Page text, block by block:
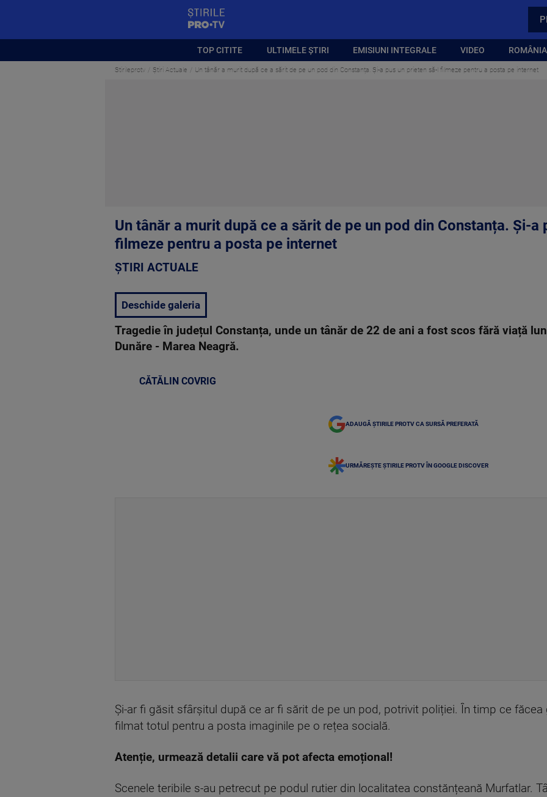
TOP CITITE ULTIMELE ȘTIRI EMISIUNI INTEGRALE VIDEO
Stirileprotv Știri Actuale Un tânăr a murit după ce a sărit de pe un pod din Constanța. Și-a pus un prieten să-l filmeze pentru a posta pe internet
Un tânăr a murit după ce a sărit de pe un pod din Constanța. Și-a
filmeze pentru a posta pe internet
ȘTIRI ACTUALE
Deschide galeria
Tragedie în județul Constanța, unde un tânăr de 22 de ani a fost scos fără viață
Dunăre - Marea Neagră.
CĂTĂLIN COVRIG
ADAUGĂ ȘTIRILE PROTV CA SURSĂ PREFERATĂ
URMĂREȘTE ȘTIRILE PROTV ÎN GOOGLE DISCOVER
Și-ar fi găsit sfârșitul după ce ar fi sărit de pe un pod, potrivit poliției. În timp ce făcea
filmat totul pentru a posta imaginile pe o rețea socială.
Atenție, urmează detalii care vă pot afecta emoțional!
Scenele teribile s-au petrecut pe podul rutier din localitatea constănțeană Murfatlar.